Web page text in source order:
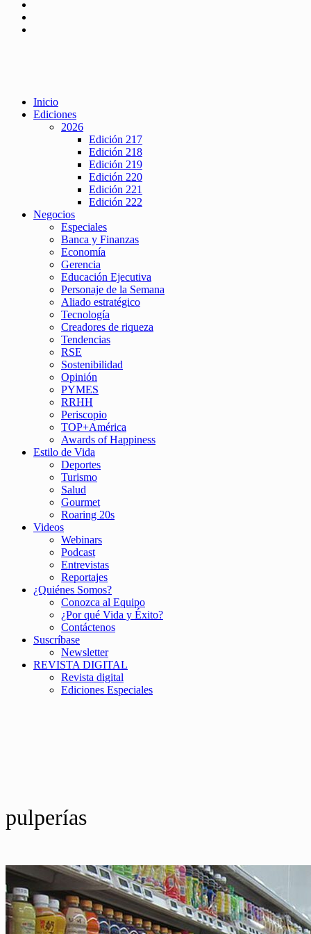
Inicio
Ediciones
2026
Edición 217
Edición 218
Edición 219
Edición 220
Edición 221
Edición 222
Negocios
Especiales
Banca y Finanzas
Economía
Gerencia
Educación Ejecutiva
Personaje de la Semana
Aliado estratégico
Tecnología
Creadores de riqueza
Tendencias
RSE
Sostenibilidad
Opinión
PYMES
RRHH
Periscopio
TOP+América
Awards of Happiness
Estilo de Vida
Deportes
Turismo
Salud
Gourmet
Roaring 20s
Videos
Webinars
Podcast
Entrevistas
Reportajes
¿Quiénes Somos?
Conozca al Equipo
¿Por qué Vida y Éxito?
Contáctenos
Suscríbase
Newsletter
REVISTA DIGITAL
Revista digital
Ediciones Especiales
pulperías